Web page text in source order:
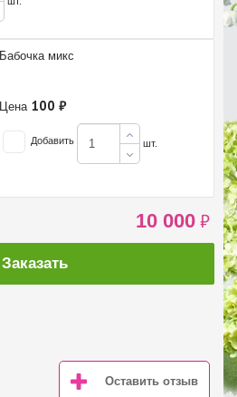
Бабочка микс
Цена 100 ₽
Добавить шт.
10 000 ₽
Заказать
Оставить отзыв